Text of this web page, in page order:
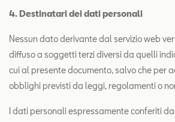
4. Destinatari dei dati personali
Nessun dato derivante dal servizio web
diffuso a soggetti terzi diversi da quelli
cui al presente documento, salvo che per
obblighi previsti da leggi, regolamenti o
I dati personali espressamente conferiti